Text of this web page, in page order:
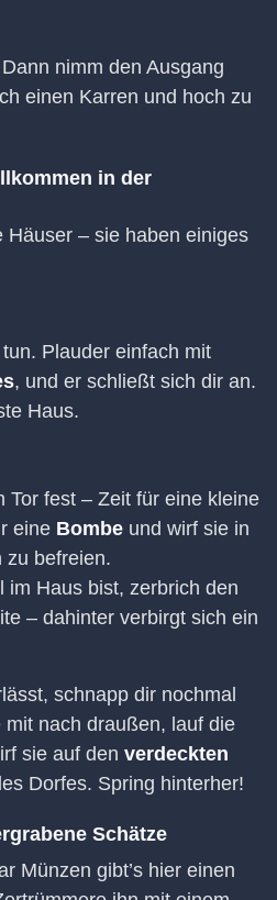
nimm den Ausgang
einen Karren und hoch zu
in der
Häuser – sie haben einiges
Plauder einfach mit
, und er schließt sich dir an.
Haus.
Tor fest – Zeit für eine kleine
eine Bombe und wirf sie in
zu befreien.
im Haus bist, zerbrich den
– dahinter verbirgt sich ein
schnapp dir nochmal
mit nach draußen, lauf die
sie auf den verdeckten
Dorfes. Spring hinterher!
Schätze
Münzen gibt’s hier einen